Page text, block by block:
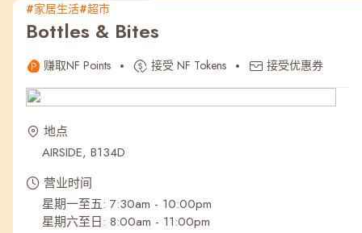
热门
最近搜寻纪录
#家居生活#超市
Bottles & Bites
赚取NF Points 接受 NF Tokens 接受优惠券
地点
AIRSIDE, B134D
营业时间
星期一至五: 7:30am - 10:00pm
星期六至日: 8:00am - 11:00pm